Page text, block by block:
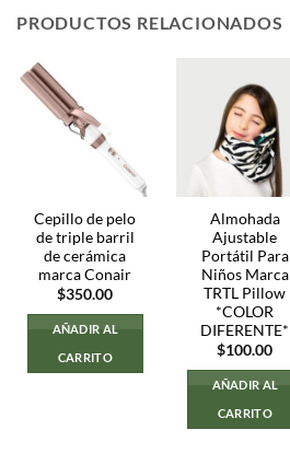
PRODUCTOS RELACIONADOS
Cepillo de pelo
de triple barril
de cerámica
marca Conair
$350.00
AÑADIR AL
CARRITO
Almohada
Ajustable
Portátil Para
Niños Marca
TRTL Pillow
*COLOR
DIFERENTE*
$100.00
AÑADIR AL
CARRITO